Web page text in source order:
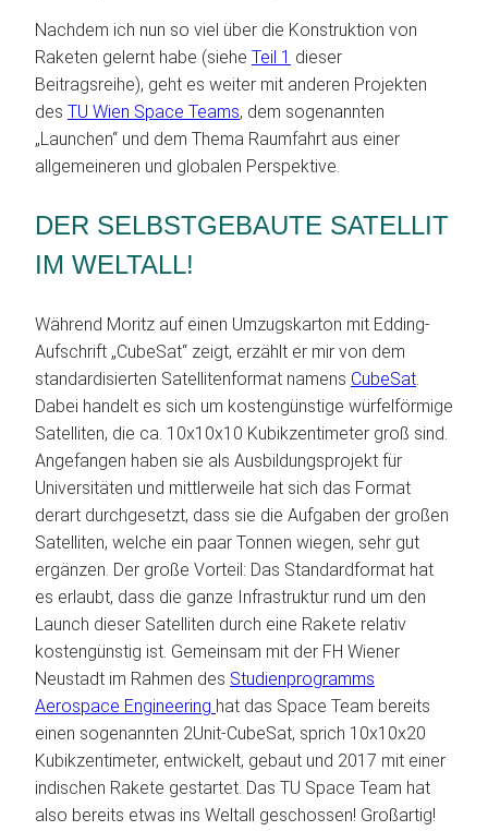
Nachdem ich nun so viel über die Konstruktion von
Raketen gelernt habe (siehe Teil 1 dieser
Beitragsreihe), geht es weiter mit anderen Projekten
des TU Wien Space Teams, dem sogenannten
„Launchen“ und dem Thema Raumfahrt aus einer
allgemeineren und globalen Perspektive.
DER SELBSTGEBAUTE SATELLIT
IM WELTALL!
Während Moritz auf einen Umzugskarton mit Edding-
Aufschrift „CubeSat“ zeigt, erzählt er mir von dem
standardisierten Satellitenformat namens CubeSat.
Dabei handelt es sich um kostengünstige würfelförmige
Satelliten, die ca. 10x10x10 Kubikzentimeter groß sind.
Angefangen haben sie als Ausbildungsprojekt für
Universitäten und mittlerweile hat sich das Format
derart durchgesetzt, dass sie die Aufgaben der großen
Satelliten, welche ein paar Tonnen wiegen, sehr gut
ergänzen. Der große Vorteil: Das Standardformat hat
es erlaubt, dass die ganze Infrastruktur rund um den
Launch dieser Satelliten durch eine Rakete relativ
kostengünstig ist. Gemeinsam mit der FH Wiener
Neustadt im Rahmen des Studienprogramms
Aerospace Engineering hat das Space Team bereits
einen sogenannten 2Unit-CubeSat, sprich 10x10x20
Kubikzentimeter, entwickelt, gebaut und 2017 mit einer
indischen Rakete gestartet. Das TU Space Team hat
also bereits etwas ins Weltall geschossen! Großartig!